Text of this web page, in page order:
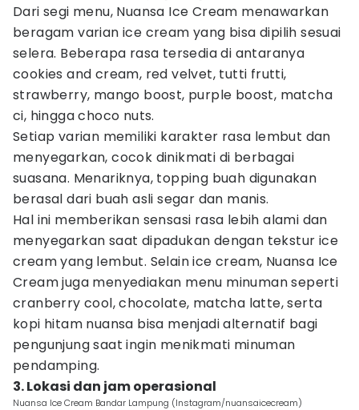
Dari segi menu, Nuansa Ice Cream menawarkan
beragam varian ice cream yang bisa dipilih sesuai
selera. Beberapa rasa tersedia di antaranya
cookies and cream, red velvet, tutti frutti,
strawberry, mango boost, purple boost, matcha
ci, hingga choco nuts.
Setiap varian memiliki karakter rasa lembut dan
menyegarkan, cocok dinikmati di berbagai
suasana. Menariknya, topping buah digunakan
berasal dari buah asli segar dan manis.
Hal ini memberikan sensasi rasa lebih alami dan
menyegarkan saat dipadukan dengan tekstur ice
cream yang lembut. Selain ice cream, Nuansa Ice
Cream juga menyediakan menu minuman seperti
cranberry cool, chocolate, matcha latte, serta
kopi hitam nuansa bisa menjadi alternatif bagi
pengunjung saat ingin menikmati minuman
pendamping.
3. Lokasi dan jam operasional
Nuansa Ice Cream Bandar Lampung (Instagram/nuansaicecream)